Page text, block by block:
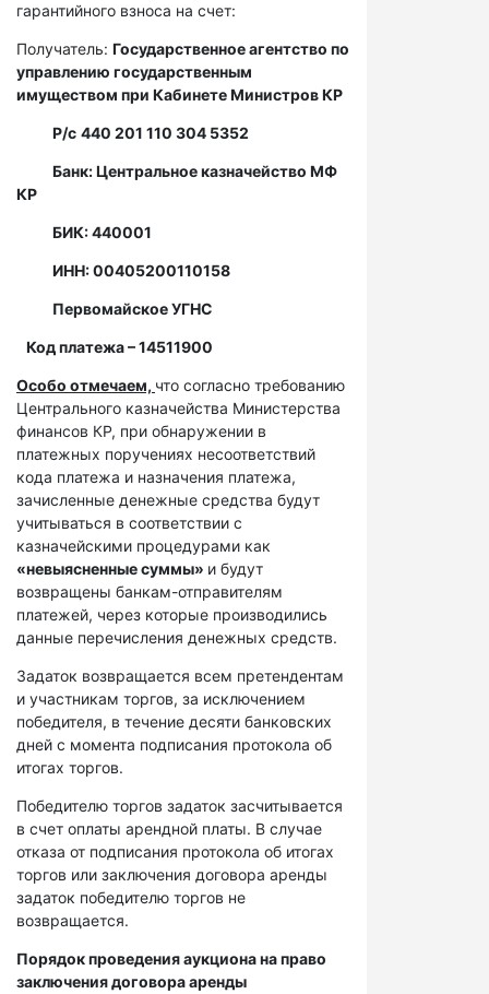
гарантийного взноса на счет:
Получатель: Государственное агентство по
управлению государственным
имуществом при Кабинете Министров КР
Р/с 440 201 110 304 5352
Банк: Центральное казначейство МФ
КР
БИК: 440001
ИНН: 00405200110158
Первомайское УГНС
Код платежа – 14511900
Особо отмечаем, что согласно требованию
Центрального казначейства Министерства
финансов КР, при обнаружении в
платежных поручениях несоответствий
кода платежа и назначения платежа,
зачисленные денежные средства будут
учитываться в соответствии с
казначейскими процедурами как
«невыясненные суммы» и будут
возвращены банкам-отправителям
платежей, через которые производились
данные перечисления денежных средств.
Задаток возвращается всем претендентам
и участникам торгов, за исключением
победителя, в течение десяти банковских
дней с момента подписания протокола об
итогах торгов.
Победителю торгов задаток засчитывается
в счет оплаты арендной платы. В случае
отказа от подписания протокола об итогах
торгов или заключения договора аренды
задаток победителю торгов не
возвращается.
Порядок проведения аукциона на право
заключения договора аренды